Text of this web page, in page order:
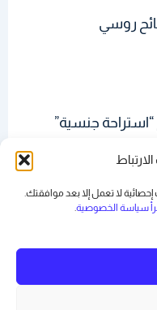
لا تعمل إلا بعد موافقتك.
سياسة الخصوصية.
جنسية”